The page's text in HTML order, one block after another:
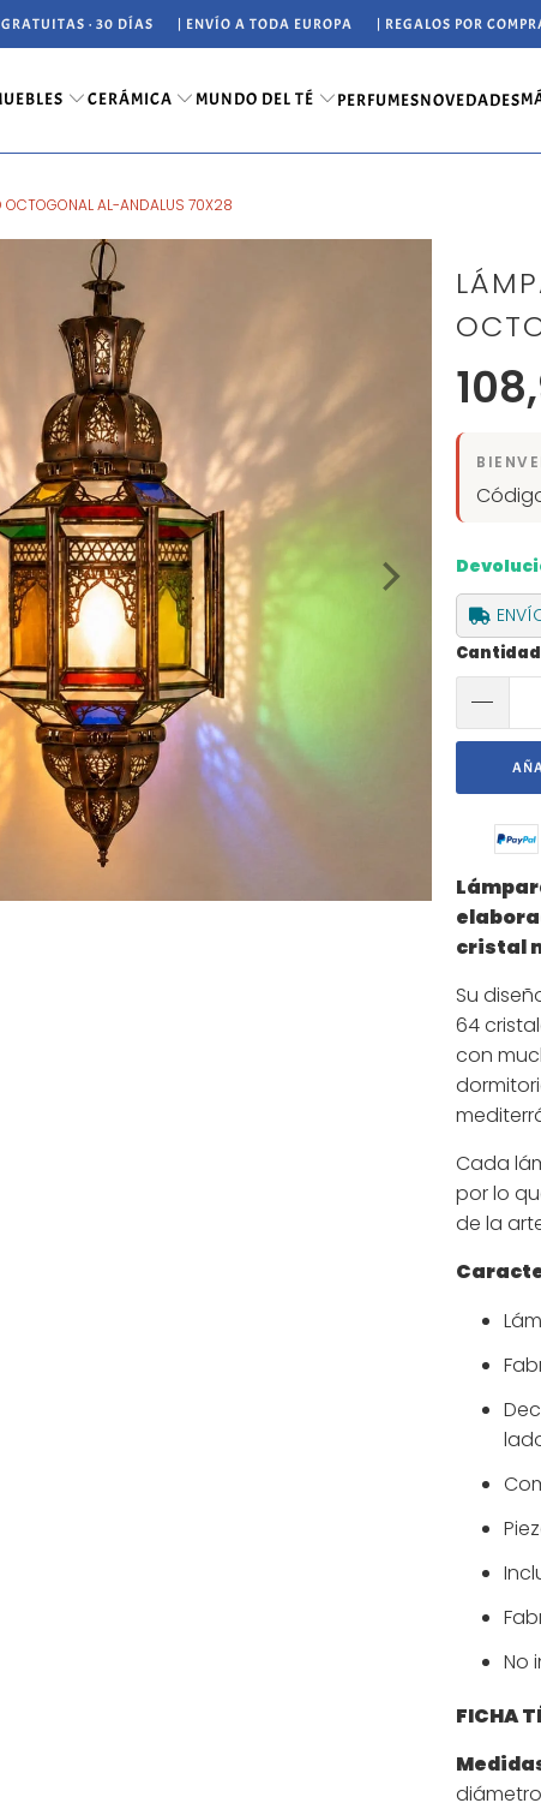
· 30 DÍAS | ENVÍO A TODA EUROPA | REGALOS POR
CERÁMICA MUNDO DEL TÉ PERFUMESNOVEDADES
OCTOGONAL AL-ANDALUS 70X28
Cantidad
cristal
Su
64
con
Cada
por lo
de la
No
FICHA